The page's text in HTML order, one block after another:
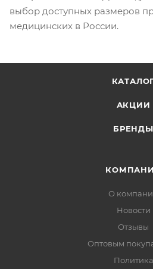
выбор доступных размеров
медицинских в России.
АКЦИИ
БРЕНДЫ
О
Новости
Отзывы
Оптовым
Политика